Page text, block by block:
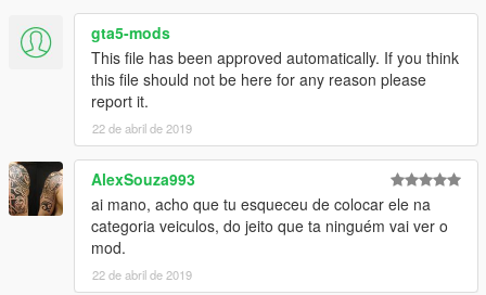
gta5-mods
This file has been approved automatically. If you think
this file should not be here for any reason please
report it.
22 de abril de 2019
AlexSouza993
ai mano, acho que tu esqueceu de colocar ele na
categoria veiculos, do jeito que ta ninguém vai ver o
mod.
22 de abril de 2019